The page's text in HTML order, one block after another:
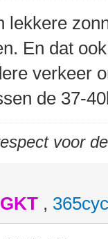
lekkere
En dat
verkeer
de 37-
voor
,